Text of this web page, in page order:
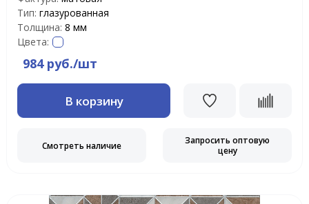
Тип: глазурованная
Толщина: 8 мм
Цвета:
984 руб./шт
В корзину
Смотреть наличие
Запросить оптовую
цену